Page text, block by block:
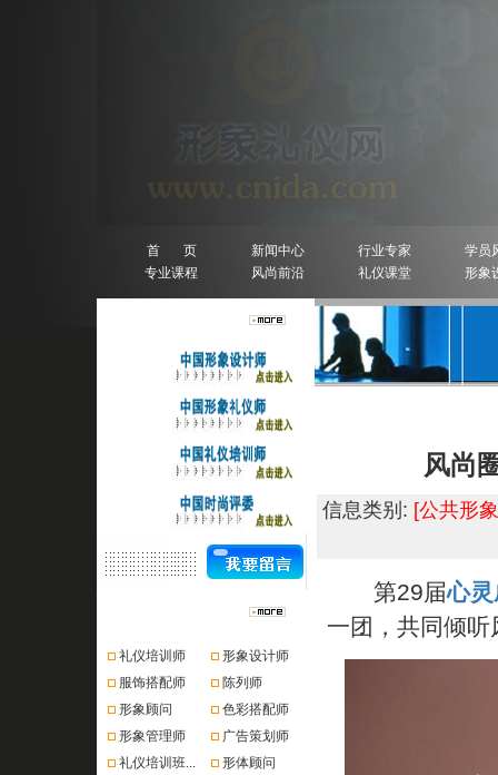
首 页 新闻中心 行业专家
学员
专业课程
风尚前沿 礼仪课堂 形象
礼仪培训师
形象设计师
服饰搭配师
陈列师
形象顾问
色彩搭配师
形象管理师
广告策划师
礼仪培训班...
形体顾问
风尚
信息类别: [公共形
第29届心
一团，共同倾